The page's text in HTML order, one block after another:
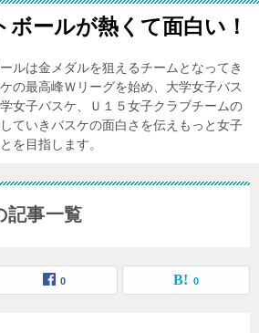
ールが熱くて面白い！
ルは金メダルを狙えるチームとなってき
の最高峰Ｗリーグを始め、大学女子バス
女子バスケ、Ｕ１５女子クラブチームの
ていきバスケの面白さを伝えもっと女子
を目指します。
記事一覧
0 0